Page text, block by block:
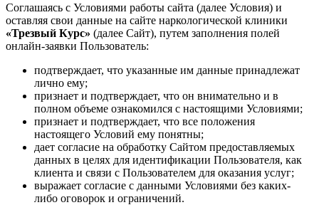
Соглашаясь с Условиями работы сайта (далее Условия) и
оставляя свои данные на сайте наркологической клиники
«Трезвый Курс» (далее Сайт), путем заполнения полей
онлайн-заявки Пользователь:
подтверждает, что указанные им данные принадлежат
лично ему;
признает и подтверждает, что он внимательно и в
полном объеме ознакомился с настоящими Условиями;
признает и подтверждает, что все положения
настоящего Условий ему понятны;
дает согласие на обработку Сайтом предоставляемых
данных в целях для идентификации Пользователя, как
клиента и связи с Пользователем для оказания услуг;
выражает согласие с данными Условиями без каких-
либо оговорок и ограничений.